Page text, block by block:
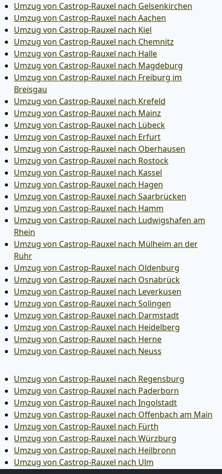
Umzug von Castrop-Rauxel nach Gelsenkirchen
Umzug von Castrop-Rauxel nach Aachen
Umzug von Castrop-Rauxel nach Kiel
Umzug von Castrop-Rauxel nach Chemnitz
Umzug von Castrop-Rauxel nach Halle
Umzug von Castrop-Rauxel nach Magdeburg
Umzug von Castrop-Rauxel nach Freiburg im
Breisgau
Umzug von Castrop-Rauxel nach Krefeld
Umzug von Castrop-Rauxel nach Mainz
Umzug von Castrop-Rauxel nach Lübeck
Umzug von Castrop-Rauxel nach Erfurt
Umzug von Castrop-Rauxel nach Oberhausen
Umzug von Castrop-Rauxel nach Rostock
Umzug von Castrop-Rauxel nach Kassel
Umzug von Castrop-Rauxel nach Hagen
Umzug von Castrop-Rauxel nach Saarbrücken
Umzug von Castrop-Rauxel nach Hamm
Umzug von Castrop-Rauxel nach Ludwigshafen am
Rhein
Umzug von Castrop-Rauxel nach Mülheim an der
Ruhr
Umzug von Castrop-Rauxel nach Oldenburg
Umzug von Castrop-Rauxel nach Osnabrück
Umzug von Castrop-Rauxel nach Leverkusen
Umzug von Castrop-Rauxel nach Solingen
Umzug von Castrop-Rauxel nach Darmstadt
Umzug von Castrop-Rauxel nach Heidelberg
Umzug von Castrop-Rauxel nach Herne
Umzug von Castrop-Rauxel nach Neuss
Umzug von Castrop-Rauxel nach Regensburg
Umzug von Castrop-Rauxel nach Paderborn
Umzug von Castrop-Rauxel nach Ingolstadt
Umzug von Castrop-Rauxel nach Offenbach am Main
Umzug von Castrop-Rauxel nach Fürth
Umzug von Castrop-Rauxel nach Würzburg
Umzug von Castrop-Rauxel nach Heilbronn
Umzug von Castrop-Rauxel nach Ulm